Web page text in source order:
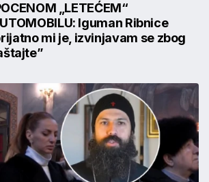
„LETEĆEM“
Iguman Ribnice
mi je, izvinjavam se zbog